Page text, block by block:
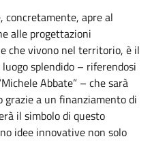
concretamente, apre al
alle progettazioni
che vivono nel territorio, è il
splendido – riferendosi
Abbate” – che sarà
a un finanziamento di
il simbolo di questo
idee innovative non solo